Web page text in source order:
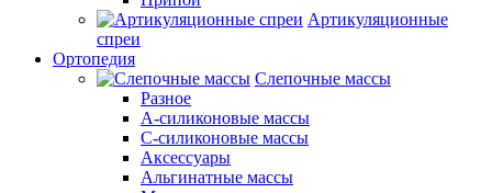
Артикуляционные
спреи
Ортопедия
Слепочные массы
Разное
А-силиконовые массы
С-силиконовые массы
Аксессуары
Альгинатные массы